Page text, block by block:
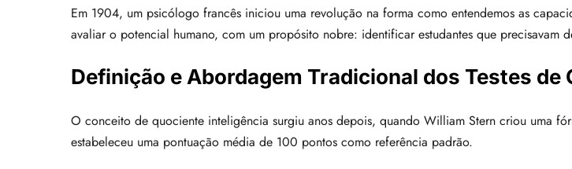
Em 1904, um psicólogo francês iniciou uma revolução na forma como entendemos as
avaliar o potencial humano, com um propósito nobre: identificar estudantes que precisavam
Definição e Abordagem Tradicional dos Testes de
O conceito de quociente inteligência surgiu anos depois, quando William Stern criou uma
estabeleceu uma pontuação média de 100 pontos como referência padrão.